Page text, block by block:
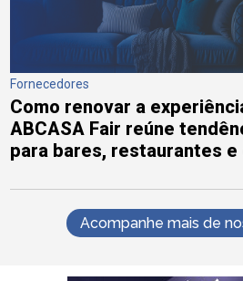
Fornecedores
Como renovar a
ABCASA Fair reúne
para bares, restaurantes
Acompanhe mais de